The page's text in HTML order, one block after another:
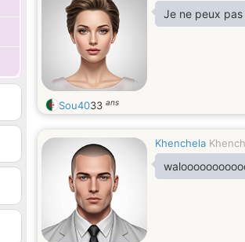
Je ne peux
Sou4033 ans
Khenchela